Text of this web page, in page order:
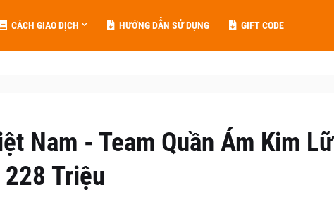
CÁCH GIAO DỊCH HƯỚNG DẪN SỬ DỤNG GIFT CODE
Nam - Team Quần Ám Kim Lữ
Triệu